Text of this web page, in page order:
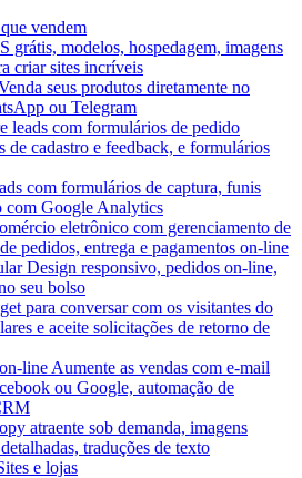
vendem
grátis, modelos, hospedagem, imagens
criar sites incríveis
seus produtos diretamente no
ou Telegram
leads com formulários de pedido
de cadastro e feedback, e formulários
com formulários de captura, funis
com Google Analytics
eletrônico com gerenciamento de
pedidos, entrega e pagamentos on-line
Design responsivo, pedidos on-line,
seu bolso
para conversar com os visitantes do
e aceite solicitações de retorno de
line Aumente as vendas com e-mail
ou Google, automação de
atraente sob demanda, imagens
traduções de texto
e lojas